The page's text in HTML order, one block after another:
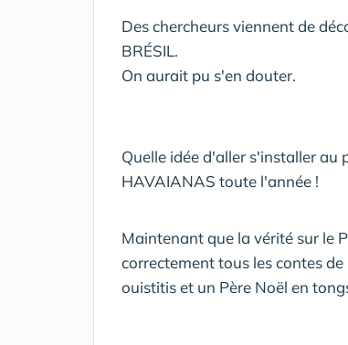
Des chercheurs viennent de
BRÉSIL.
On aurait pu s'en douter.
Quelle idée d'aller s'installer au
HAVAIANAS toute l'année !
Maintenant que la vérité sur le
correctement tous les contes
ouistitis et un Père Noël en